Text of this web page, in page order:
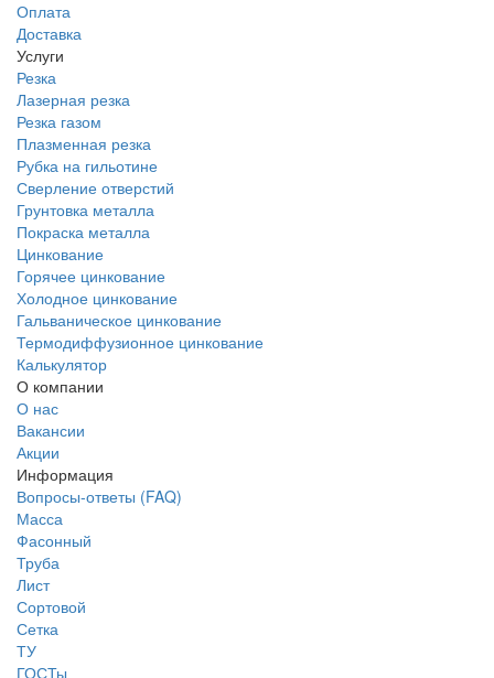
Оплата
Доставка
Услуги
Резка
Лазерная резка
Резка газом
Плазменная резка
Рубка на гильотине
Сверление отверстий
Грунтовка металла
Покраска металла
Цинкование
Горячее цинкование
Холодное цинкование
Гальваническое цинкование
Термодиффузионное цинкование
Калькулятор
О компании
О нас
Вакансии
Акции
Информация
Вопросы-ответы (FAQ)
Масса
Фасонный
Труба
Лист
Сортовой
Сетка
ТУ
ГОСТы